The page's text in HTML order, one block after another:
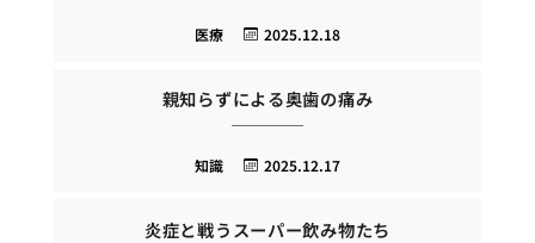
2025.12.18
医療
親知らずによる奥歯の痛み
2025.12.17
知識
炎症と戦うスーパー飲み物たち